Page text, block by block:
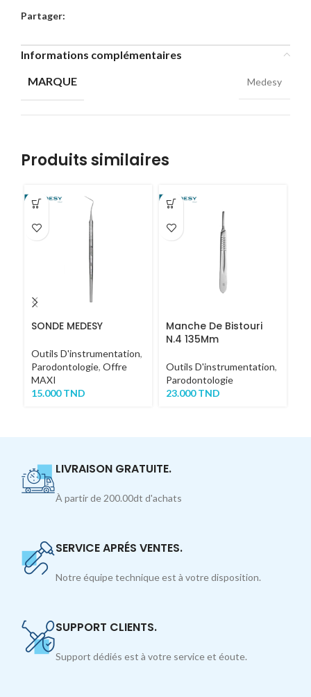
Partager:
Informations complémentaires
MARQUE
Medesy
Produits similaires
SONDE MEDESY
Outils D'instrumentation,
Parodontologie, Offre
MAXI
15.000TND
Manche De Bistouri
N.4 135Mm
Outils D'instrumentation,
Parodontologie
23.000TND
LIVRAISON GRATUITE.
À partir de 200.00dt d'achats
SERVICE APRÉS VENTES.
Notre équipe technique est à votre disposition.
SUPPORT CLIENTS.
Support dédiés est à votre service et éoute.